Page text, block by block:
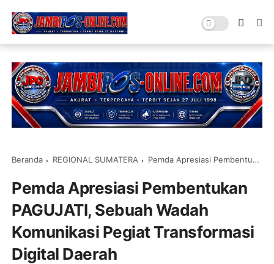
Beranda REGIONAL SUMATERA Pemda Apresiasi Pembentukan PAGUJATI, Sebuah Wadah Komunikasi Pegiat Transformasi Digital Daerah
Pemda Apresiasi Pembentukan
PAGUJATI, Sebuah Wadah
Komunikasi Pegiat Transformasi
Digital Daerah